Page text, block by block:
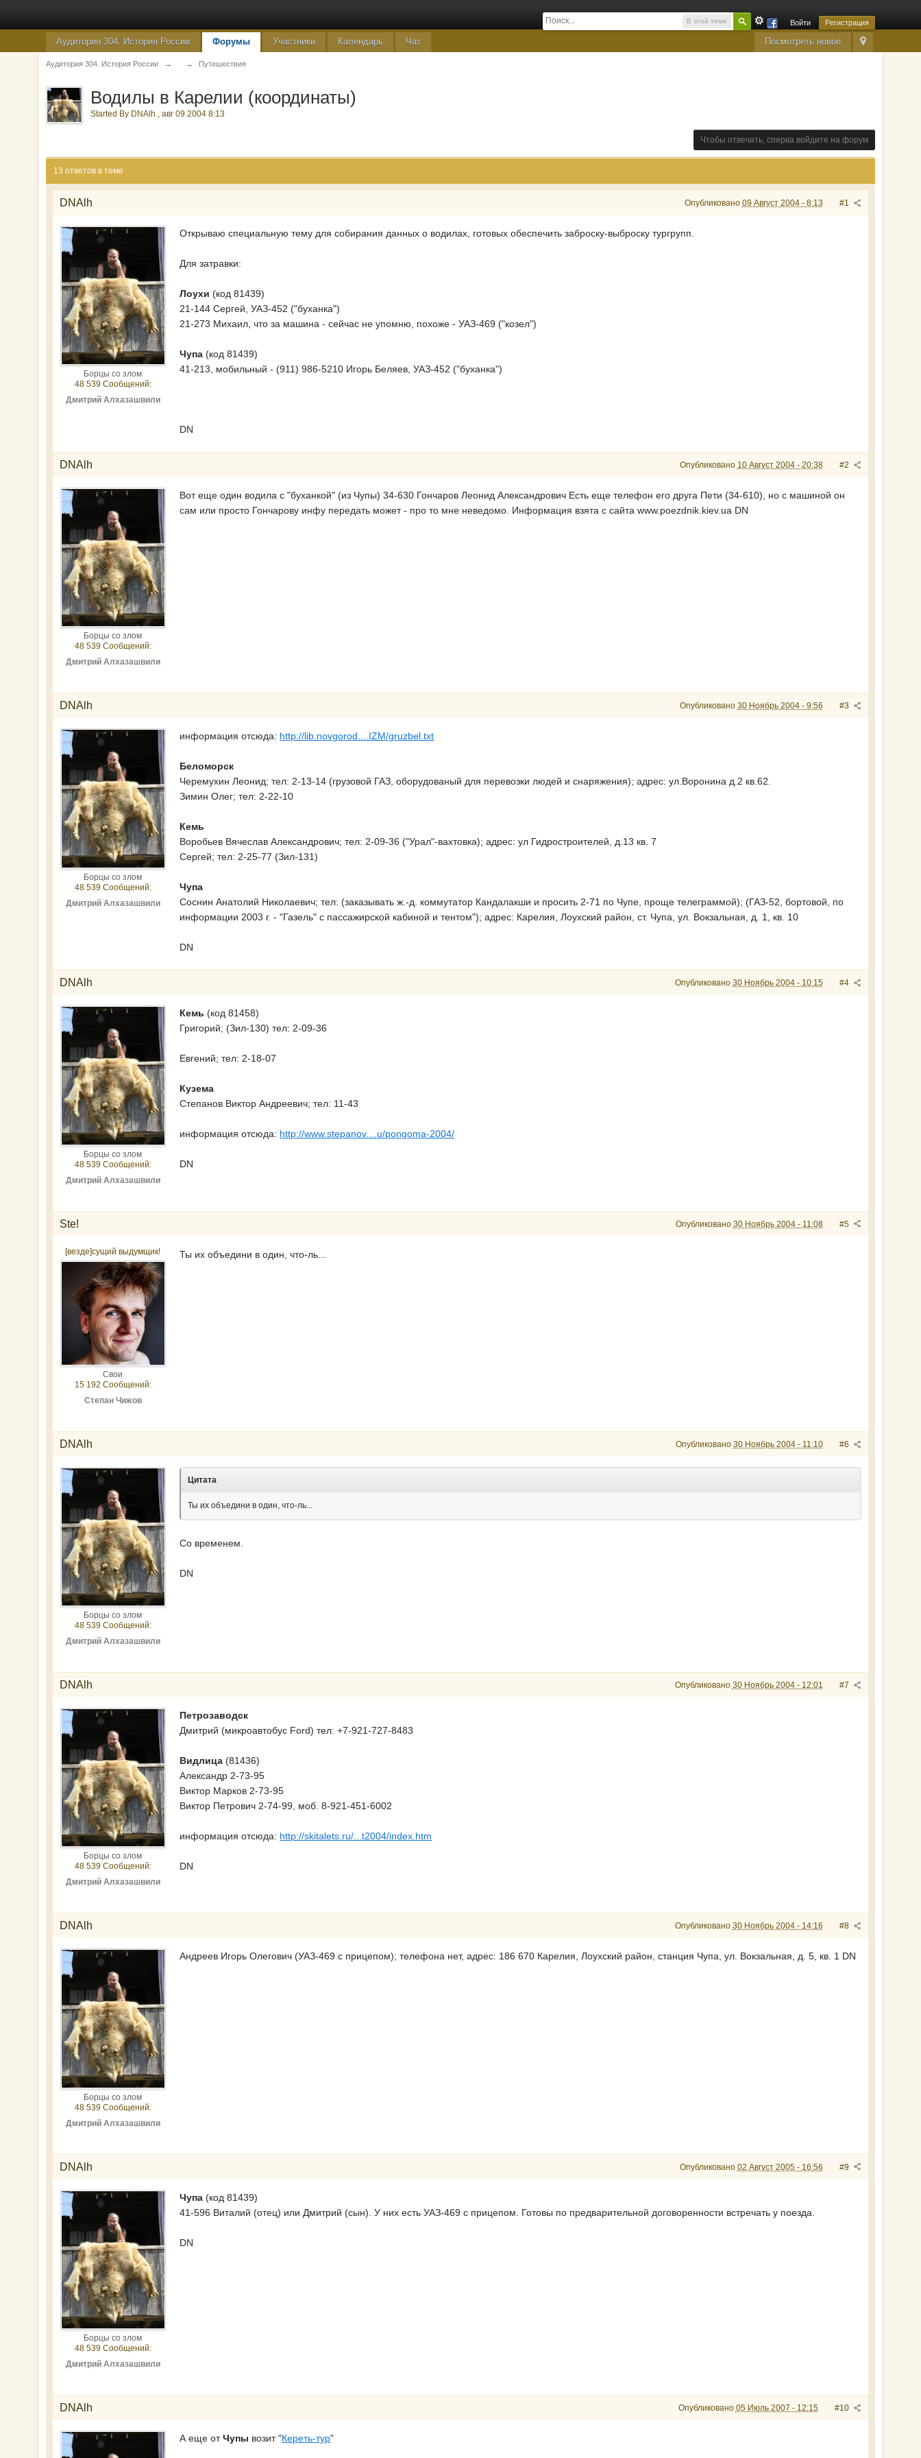
В этой теме Войти Регистрация
Посмотреть новое
Аудитория 304. История России Форумы Участники Календарь Чат
Аудитория 304. История России → → Путешествия
Водилы в Карелии (координаты)
Started By DNAlh ,авг 09 2004 8:13
Чтобы отвечать, сперва войдите на форум
13 ответов в теме
#1
DNAlh Опубликовано 09 Август 2004 - 8:13
Борцы со злом
48 539 Сообщений:
Дмитрий Алхазашвили
Открываю специальную тему для собирания данных о водилах, готовых обеспечить заброску-выброску тургрупп.
Для затравки:
Лоухи (код 81439)
21-144 Сергей, УАЗ-452 ("буханка")
21-273 Михаил, что за машина - сейчас не упомню, похоже - УАЗ-469 ("козел")
Чупа (код 81439)
41-213, мобильный - (911) 986-5210 Игорь Беляев, УАЗ-452 ("буханка")
DN
#2
DNAlh Опубликовано 10 Август 2004 - 20:38
Борцы со злом
48 539 Сообщений:
Дмитрий Алхазашвили
Вот еще один водила с "буханкой" (из Чупы) 34-630 Гончаров Леонид Александрович Есть еще телефон его друга Пети (34-610), но с машиной он
сам или просто Гончарову инфу передать может - про то мне неведомо. Информация взята с сайта www.poezdnik.kiev.ua DN
#3
DNAlh Опубликовано 30 Ноябрь 2004 - 9:56
Борцы со злом
48 539 Сообщений:
Дмитрий Алхазашвили
информация отсюда: http://lib.novgorod....IZM/gruzbel.txt
Беломорск
Черемухин Леонид; тел: 2-13-14 (грузовой ГАЗ, оборудованый для перевозки людей и снаряжения); адрес: ул.Воронина д.2 кв.62.
Зимин Олег; тел: 2-22-10
Кемь
Воробьев Вячеслав Александрович; тел: 2-09-36 ("Урал"-вахтовка); адрес: ул Гидростроителей, д.13 кв. 7
Сергей; тел: 2-25-77 (Зил-131)
Чупа
Соснин Анатолий Николаевич; тел: (заказывать ж.-д. коммутатор Кандалакши и просить 2-71 по Чупе, проще телеграммой); (ГАЗ-52, бортовой, по
информации 2003 г. - "Газель" с пассажирской кабиной и тентом"); адрес: Карелия, Лоухский район, ст. Чупа, ул. Вокзальная, д. 1, кв. 10
DN
#4
DNAlh Опубликовано 30 Ноябрь 2004 - 10:15
Борцы со злом
48 539 Сообщений:
Дмитрий Алхазашвили
Кемь (код 81458)
Григорий; (Зил-130) тел: 2-09-36
Евгений; тел: 2-18-07
Кузема
Степанов Виктор Андреевич; тел: 11-43
информация отсюда: http://www.stepanov....u/pongoma-2004/
DN
#5
Ste! Опубликовано 30 Ноябрь 2004 - 11:08
[везде]сущий выдумщик!
Свои
15 192 Сообщений:
Степан Чижов
Ты их объедини в один, что-ль...
#6
DNAlh Опубликовано 30 Ноябрь 2004 - 11:10
Борцы со злом
48 539 Сообщений:
Дмитрий Алхазашвили
Цитата
Ты их объедини в один, что-ль...
Со временем.
DN
#7
DNAlh Опубликовано 30 Ноябрь 2004 - 12:01
Борцы со злом
48 539 Сообщений:
Дмитрий Алхазашвили
Петрозаводск
Дмитрий (микроавтобус Ford) тел: +7-921-727-8483
Видлица (81436)
Александр 2-73-95
Виктор Марков 2-73-95
Виктор Петрович 2-74-99, моб. 8-921-451-6002
информация отсюда: http://skitalets.ru/...t2004/index.htm
DN
#8
DNAlh Опубликовано 30 Ноябрь 2004 - 14:16
Борцы со злом
48 539 Сообщений:
Дмитрий Алхазашвили
Андреев Игорь Олегович (УАЗ-469 с прицепом); телефона нет, адрес: 186 670 Карелия, Лоухский район, станция Чупа, ул. Вокзальная, д. 5, кв. 1 DN
#9
DNAlh Опубликовано 02 Август 2005 - 16:56
Борцы со злом
48 539 Сообщений:
Дмитрий Алхазашвили
Чупа (код 81439)
41-596 Виталий (отец) или Дмитрий (сын). У них есть УАЗ-469 с прицепом. Готовы по предварительной договоренности встречать у поезда.
DN
#10
DNAlh Опубликовано 05 Июль 2007 - 12:15
А еще отЧупы возит "Кереть-тур"